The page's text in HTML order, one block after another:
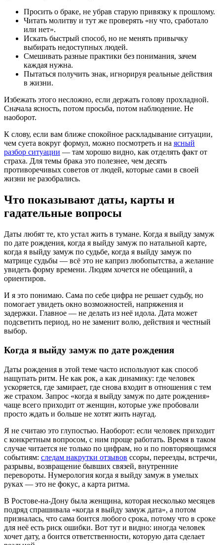
Просить о браке, не убрав старую привязку к прошлому.
Читать молитву и тут же проверять «ну что, сработало
или нет».
Искать быстрый способ, но не менять привычку
выбирать недоступных людей.
Смешивать разные практики без понимания, зачем
каждая нужна.
Пытаться получить знак, игнорируя реальные действия
в жизни.
Избежать этого несложно, если держать голову прохладной.
Сначала ясность, потом просьба, потом наблюдение. Не
наоборот.
К слову, если вам ближе спокойное раскладывание ситуации,
чем суета вокруг формул, можно посмотреть и на ясный
разбор ситуации — там хорошо видно, как отделять факт от
страха. Для темы брака это полезнее, чем десять
противоречивых советов от людей, которые сами в своей
жизни не разобрались.
Что показывают даты, карты и
гадательные вопросы
Даты любят те, кто устал жить в тумане. Когда я выйду замуж
по дате рождения, когда я выйду замуж по натальной карте,
когда я выйду замуж по судьбе, когда я выйду замуж по
матрице судьбы — всё это не каприз любопытства, а желание
увидеть форму времени. Людям хочется не обещаний, а
ориентиров.
И я это понимаю. Сама по себе цифра не решает судьбу, но
помогает увидеть окно возможностей, напряжения и
задержки. Главное — не делать из неё идола. Дата может
подсветить период, но не заменит волю, действия и честный
выбор.
Когда я выйду замуж по дате рождения
Даты рождения в этой теме часто используют как способ
нащупать ритм. Не как рок, а как динамику: где человек
ускоряется, где замирает, где снова входит в отношения с тем
же страхом. Запрос «когда я выйду замуж по дате рождения»
чаще всего приходит от женщин, которые уже пробовали
просто ждать и больше не хотят жить наугад.
Я не считаю это глупостью. Наоборот: если человек приходит
с конкретным вопросом, с ним проще работать. Время в таком
случае читается не только по цифрам, но и по повторяющимся
событиям: следам накрутки отзывов ссоры, переезды, встречи,
разрывы, возвращение бывших связей, внутренние
перевороты. Нумерология когда я выйду замуж в умелых
руках — это не фокус, а карта ритма.
В Ростове-на-Дону была женщина, которая несколько месяцев
подряд спрашивала «когда я выйду замуж дата», а потом
призналась, что сама боится любого срока, потому что в сроке
для неё есть риск ошибки. Вот тут и видно: иногда человек
хочет дату, а боится ответственности, которую дата сделает